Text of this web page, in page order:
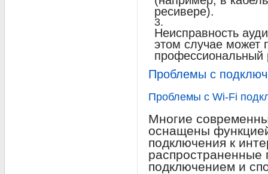
ресивере).
Неисправность
этом случае может
профессиональный
Проблемы с
Проблемы с Wi-Fi
Многие
оснащены
подключения к
подключением и